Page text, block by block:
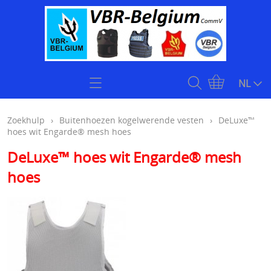
Stock klasse 4 kogelwerende vesten onmiddellijk
Kogelvrije vesten
Plate carriers level 4
Kogelwerende helmen
NL
Zoekhulp › Buitenhoezen kogelwerende vesten › DeLuxe™
hoes wit Engarde® mesh hoes
DeLuxe™ hoes wit Engarde® mesh
hoes